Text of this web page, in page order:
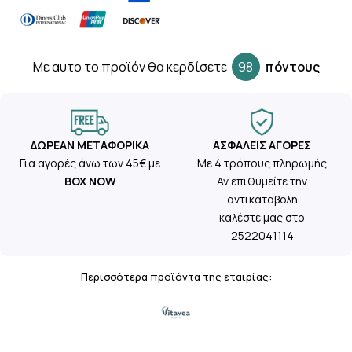
Mε αυτο το προϊόν θα κερδίσετε 98 πόντους
ΔΩΡΕΆΝ ΜΕΤΑΦΟΡΙΚΆ
Για αγορές άνω των 45€ με
BOX NOW
ΑΣΦΑΛΕΊΣ ΑΓΟΡΈΣ
Με 4 τρόπους πληρωμής
Αν επιθυμείτε την
αντικαταβολή
καλέστε μας στο
2522041114
Περισσότερα προϊόντα της εταιρίας: